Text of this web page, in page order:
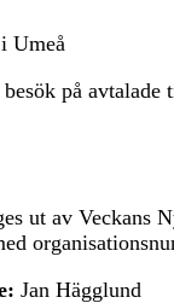
Umeå
på
ut av Veckans
Jan Hägglund